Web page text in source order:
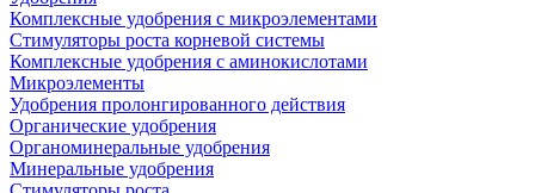
Комплексные удобрения с микроэлементами
Стимуляторы роста корневой системы
Комплексные удобрения с аминокислотами
Микроэлементы
Удобрения пролонгированного действия
Органические удобрения
Органоминеральные удобрения
Минеральные удобрения